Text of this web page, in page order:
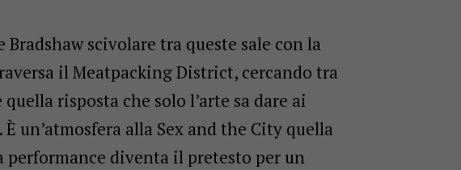
scivolare tra queste sale con la
il Meatpacking District, cercando tra
risposta che solo l’arte sa dare ai
un’atmosfera alla Sex and the City quella
diventa il pretesto per un